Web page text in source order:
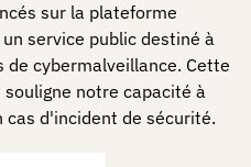
sur la plateforme
service public destiné à
cybermalveillance. Cette
notre capacité à
d'incident de sécurité.